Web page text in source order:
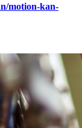
motion-kan-